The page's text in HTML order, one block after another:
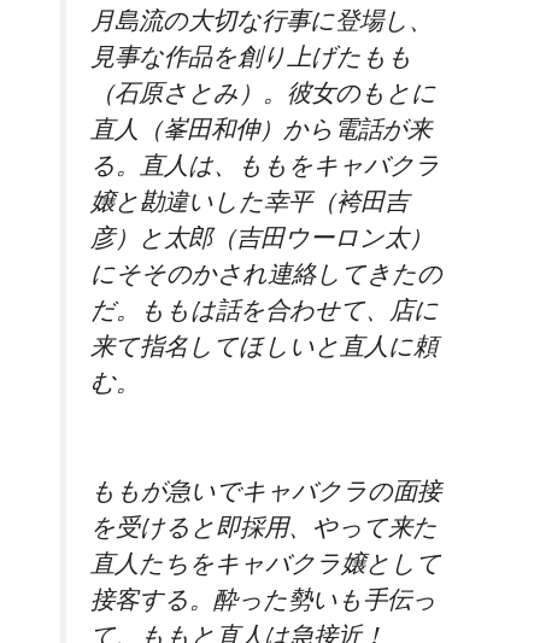
月島流の大切な行事に登場し、
見事な作品を創り上げたもも
（石原さとみ）。彼女のもとに
直人（峯田和伸）から電話が来
る。直人は、ももをキャバクラ
嬢と勘違いした幸平（袴田吉
彦）と太郎（吉田ウーロン太）
にそそのかされ連絡してきたの
だ。ももは話を合わせて、店に
来て指名してほしいと直人に頼
む。
ももが急いでキャバクラの面接
を受けると即採用、やって来た
直人たちをキャバクラ嬢として
接客する。酔った勢いも手伝っ
て、ももと直人は急接近！